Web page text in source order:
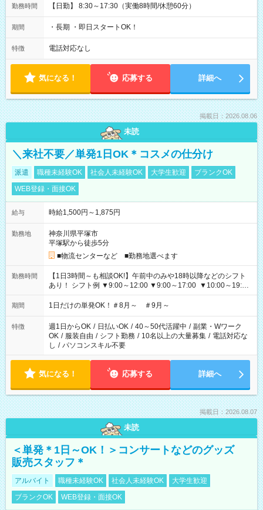
勤務時間 【日勤】 8:30～17:30（実働8時間/休憩60分）
期間 ・長期 ・即日スタートOK！
特徴 電話対応なし
気になる！ 応募する 詳細へ
掲載日：2026.08.06
未読
＼来社不要／単発1日OK＊コスメの仕分け
派遣 職種未経験OK 社会人未経験OK 大学生歓迎
ブランクOK
WEB登録・面接OK
給与 時給1,500円～1,875円
勤務地
神奈川県平塚市
平塚駅から徒歩5分
■物流センターなど ■勤務地選べます
勤務時間
【1日3時間～も相談OK!】午前中のみや18時以降などのシフト
あり！ シフト例 ▼9:00～12:00 ▼9:00～17:00 ▼10:00～19:00
▼18:00～21:00
期間 1日だけの単発OK！＃8月～ ＃9月～
特徴 週1日からOK / 日払いOK / 40～50代活躍中 / 副業・Wワーク
OK / 服装自由 / シフト勤務 / 10名以上の大量募集 / 電話対応な
し / パソコンスキル不要
気になる！ 応募する 詳細へ
掲載日：2026.08.07
未読
＜単発＊1日～OK！＞コンサートなどのグッズ
販売スタッフ＊
アルバイト 職種未経験OK 社会人未経験OK
大学生歓迎
ブランクOK
WEB登録・面接OK